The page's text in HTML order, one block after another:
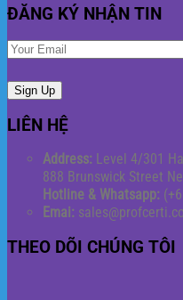
ĐĂNG KÝ NHẬN TIN
LIÊN HỆ
Address: Level 4/301
888 Brunswick Street
Hotline & Whatsapp:
Emai:
THEO DÕI CHÚNG TÔI